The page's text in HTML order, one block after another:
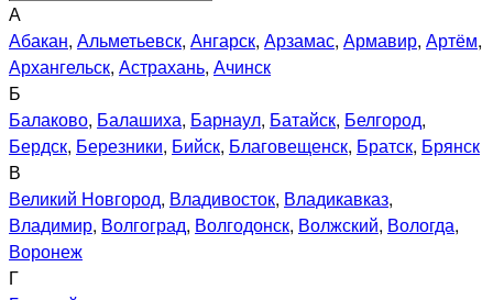
А
Абакан, Альметьевск, Ангарск, Арзамас, Армавир, Артём,
Архангельск, Астрахань, Ачинск
Б
Балаково, Балашиха, Барнаул, Батайск, Белгород,
Бердск, Березники, Бийск, Благовещенск, Братск, Брянск
В
Великий Новгород, Владивосток, Владикавказ,
Владимир, Волгоград, Волгодонск, Волжский, Вологда,
Воронеж
Г